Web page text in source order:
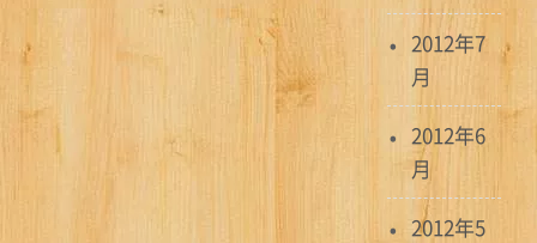
2012年7
月
2012年6
月
2012年5